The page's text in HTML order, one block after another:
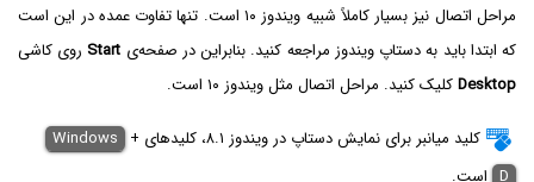
مراحل اتصال نیز بسیار کاملاً شبیه ویندوز ۱۰ است. تنها تفاوت عمده در این است
که ابتدا باید به دستاپ ویندوز مراجعه کنید. بنابراین در صفحه‌ی Start روی کاشی
Desktopکلیک کنید. مراحل اتصال مثل ویندوز ۱۰ است.
کلید میانبر برای نمایش دستاپ در ویندوز ۸.۱، کلیدهای Windows +
D است.